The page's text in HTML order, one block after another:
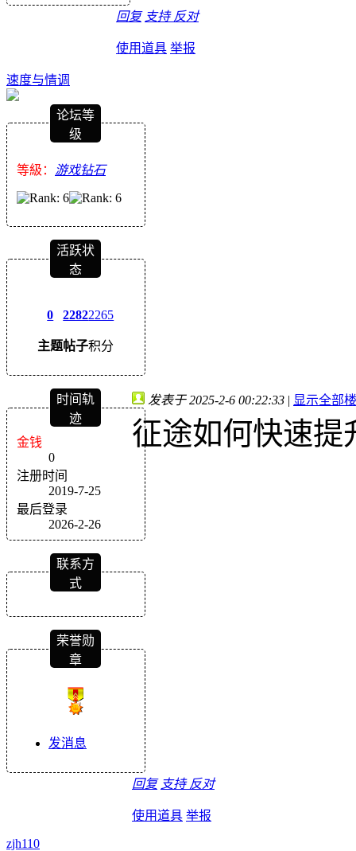
回复 支持 反对
使用道具 举报
速度与情调
论坛等
级
等級： 游戏钻石
活跃状
态
0
主题
2282
帖子
2265
积分
时间轨
迹
金钱
0
注册时间
2019-7-25
最后登录
2026-2-26
联系方
式
荣誉勋
章
发消息
发表于 2025-2-6 00:22:33 | 显示全部
征途如何快速提
回复 支持 反对
使用道具 举报
zjh110